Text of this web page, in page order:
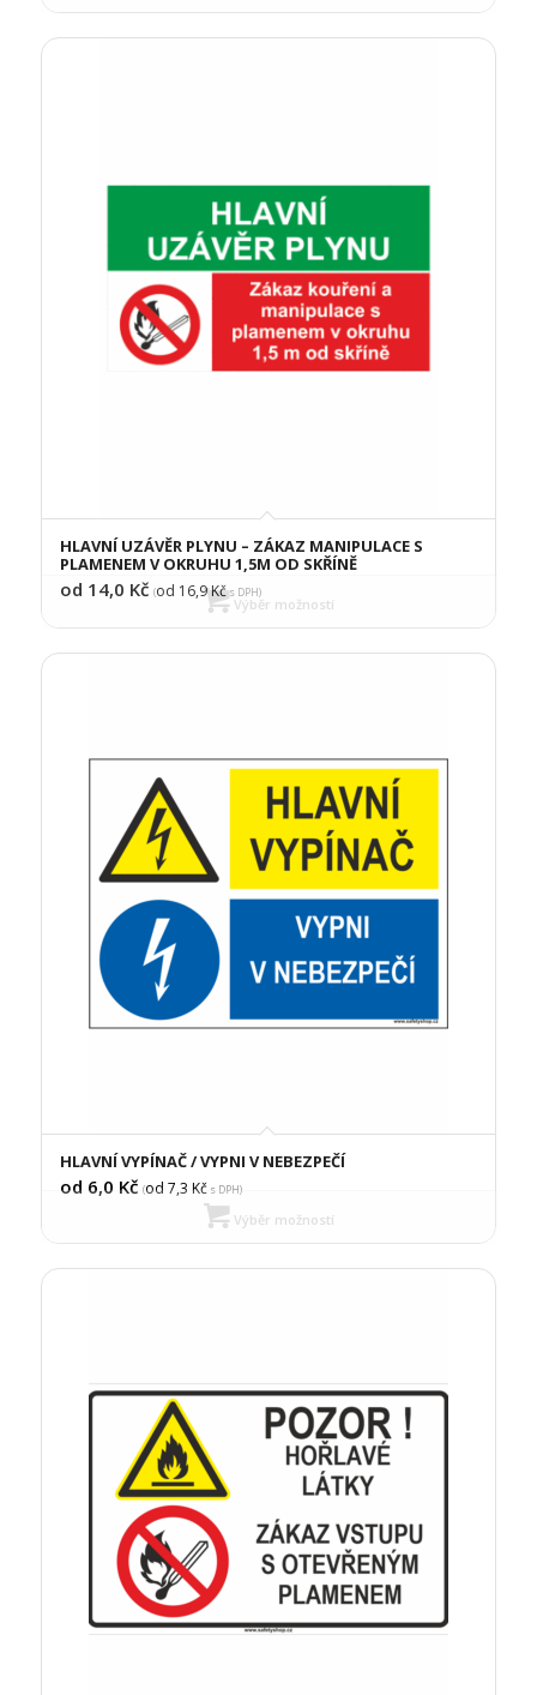
HLAVNÍ UZÁVĚR PLYNU – ZÁKAZ MANIPULACE S
PLAMENEM V OKRUHU 1,5M OD SKŘÍNĚ
od 14,0 Kč (od 16,9Kčs DPH)
Výběr možností
HLAVNÍ VYPÍNAČ / VYPNI V NEBEZPEČÍ
od 6,0 Kč (od 7,3 Kčs DPH)
Výběr možností